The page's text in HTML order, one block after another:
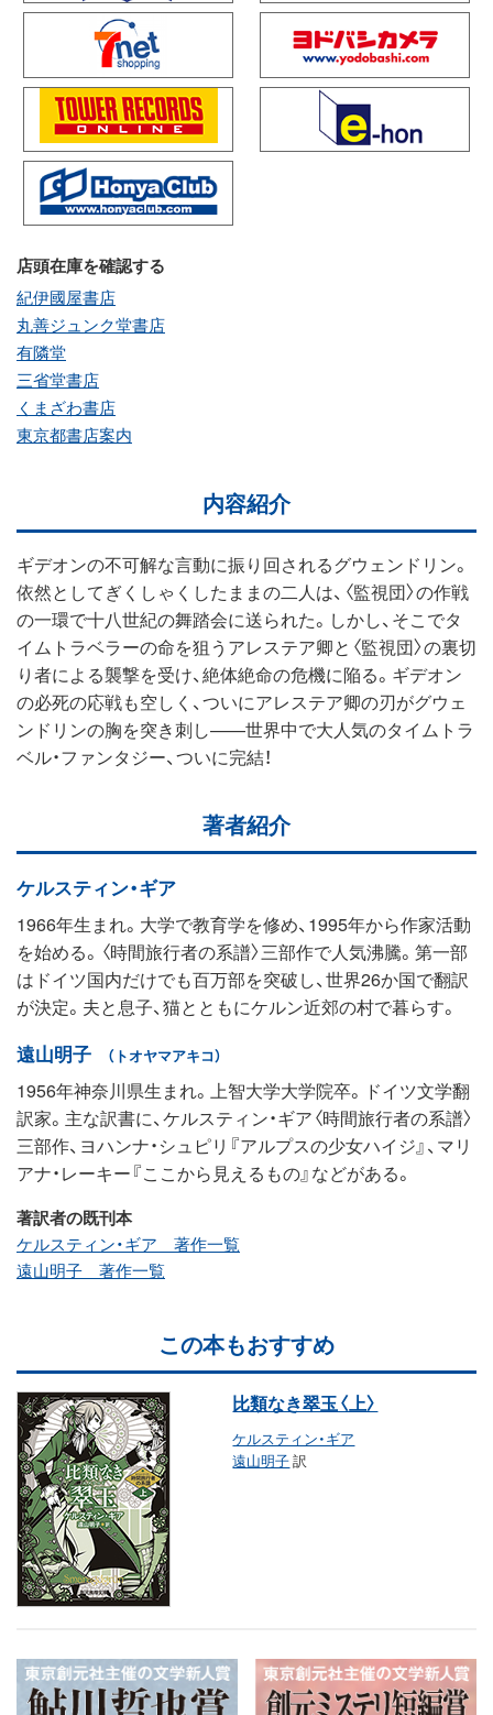
店頭在庫を確認する
紀伊國屋書店
丸善ジュンク堂書店
有隣堂
三省堂書店
くまざわ書店
東京都書店案内
内容紹介
ギデオンの不可解な言動に振り回されるグウェンドリン。
依然としてぎくしゃくしたままの二人は、〈監視団〉の作戦
の一環で十八世紀の舞踏会に送られた。しかし、そこでタ
イムトラベラーの命を狙うアレステア卿と〈監視団〉の裏切
り者による襲撃を受け、絶体絶命の危機に陥る。ギデオン
の必死の応戦も空しく、ついにアレステア卿の刃がグウェ
ンドリンの胸を突き刺し——世界中で大人気のタイムトラ
ベル・ファンタジー、ついに完結！
著者紹介
ケルスティン・ギア
1966年生まれ。大学で教育学を修め、1995年から作家活動
を始める。〈時間旅行者の系譜〉三部作で人気沸騰。第一部
はドイツ国内だけでも百万部を突破し、世界26か国で翻訳
が決定。夫と息子、猫とともにケルン近郊の村で暮らす。
遠山明子 （トオヤマアキコ）
1956年神奈川県生まれ。上智大学大学院卒。ドイツ文学翻
訳家。主な訳書に、ケルスティン・ギア〈時間旅行者の系譜〉
三部作、ヨハンナ・シュピリ『アルプスの少女ハイジ』、マリ
アナ・レーキー『ここから見えるもの』などがある。
著訳者の既刊本
ケルスティン・ギア 著作一覧
遠山明子 著作一覧
この本もおすすめ
比類なき翠玉〈上〉
ケルスティン・ギア
遠山明子訳